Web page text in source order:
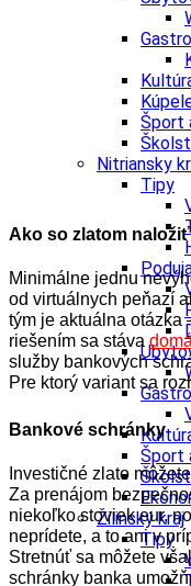
Gastro
Šport
Nitriansky
Tipy
Gastro
Šport
Žilinský kraj
Tipy
Ako so zlatom
Minimálne jednu
od virtuálnych peňazí
tým je aktuálna otázka
riešením sa stáva
služby bankových
Pre ktorý variant sa
Bankové schránky
Investičné zlato
Za prenájom
niekoľko stoviek eur,
neprídete, a to ani v
Stretnúť sa môžete
schránky banka